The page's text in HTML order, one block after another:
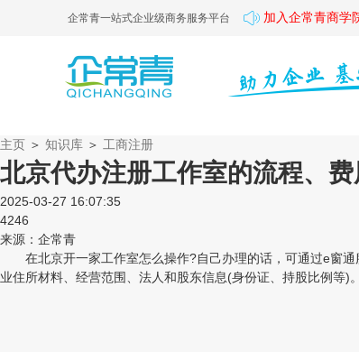
企常青一站式企业级商务服务平台 加入企常青商学
主页 ＞ 知识库 ＞ 工商注册
北京代办注册工作室的流程、
2025-03-27 16:07:35
4246
来源：企常青
在北京开一家工作室怎么操作?自己办理的话，可通过e窗通
业住所材料、经营范围、法人和股东信息(身份证、持股比例等)